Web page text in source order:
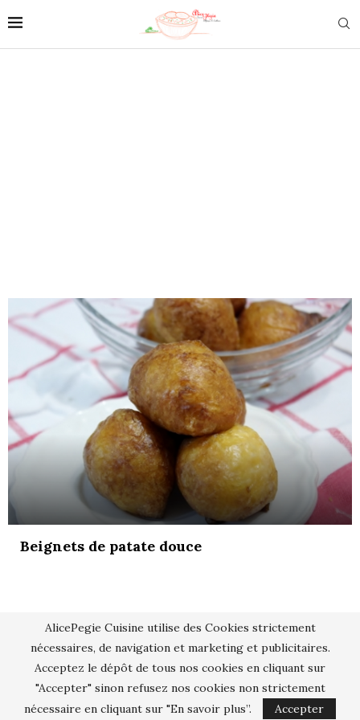
Beignets de patate douce
AlicePegie Cuisine utilise des Cookies strictement
nécessaires, de navigation et marketing et publicitaires.
Acceptez le dépôt de tous nos cookies en cliquant sur
"Accepter" sinon refusez nos cookies non strictement
nécessaire en cliquant sur "En savoir plus”.
Accepter